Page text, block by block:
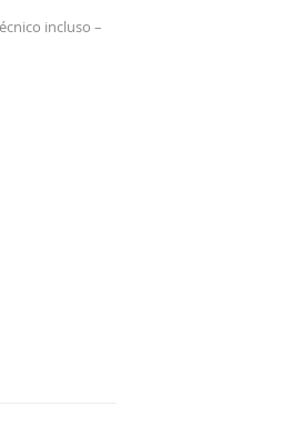
incluso –